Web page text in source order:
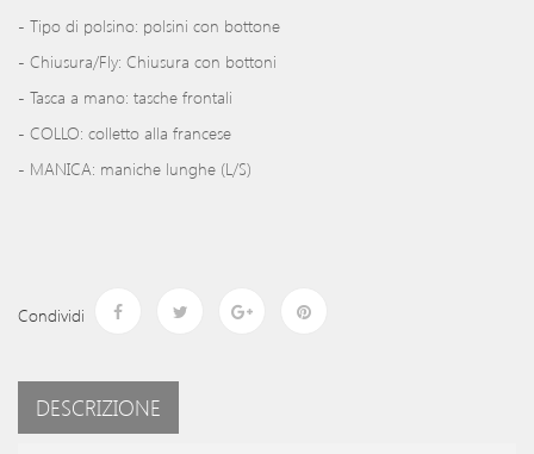
- Tipo di polsino: polsini con bottone
- Chiusura/Fly: Chiusura con bottoni
- Tasca a mano: tasche frontali
- COLLO: colletto alla francese
- MANICA: maniche lunghe (L/S)
Condividi
DESCRIZIONE